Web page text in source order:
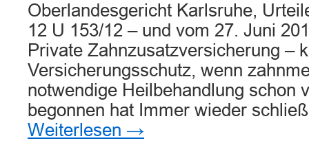
Oberlandesgericht Karlsruhe,
12 U 153/12 – und vom 27. Juni
Private Zahnzusatzversicherung –
Versicherungsschutz, wenn
notwendige Heilbehandlung schon
begonnen hat Immer wieder
Weiterlesen →